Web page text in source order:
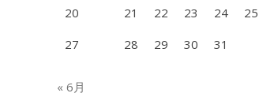
20
21 22 23 24 25
27
28 29 30 31
« 6月